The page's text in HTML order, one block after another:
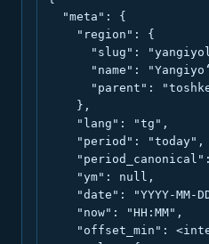
  "meta": {
    "region": {
"slug":
"name":
"parent":
    },
    "lang": "tg",
    "period": "today",
    "ym": null,
"date": "YYYY-MM-
    "now": "HH:MM",
"offset_min":